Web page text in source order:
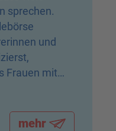
finden
sprechen.
und
Frauen mit
mehr